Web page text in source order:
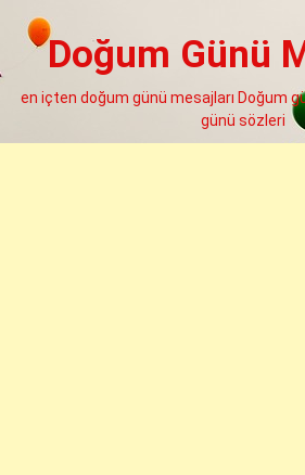
Doğum Günü
en içten doğum günü mesajları Doğum
günü sözleri